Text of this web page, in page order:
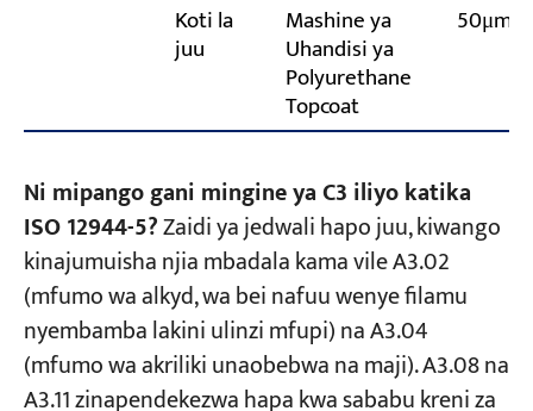
Koti la
juu
Mashine ya
Uhandisi ya
Polyurethane
Topcoat
50μm
Ni mipango gani mingine ya C3 iliyo katika
ISO 12944-5?Zaidi ya jedwali hapo juu, kiwango
kinajumuisha njia mbadala kama vile A3.02
(mfumo wa alkyd, wa bei nafuu wenye filamu
nyembamba lakini ulinzi mfupi) na A3.04
(mfumo wa akriliki unaobebwa na maji). A3.08 na
A3.11 zinapendekezwa hapa kwa sababu kreni za